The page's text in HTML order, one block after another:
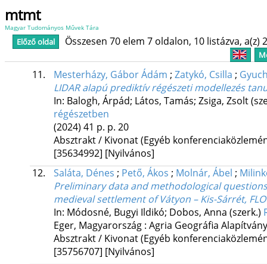
mtmt
Magyar Tudományos Művek Tára
Előző oldal Összesen 70 elem 7 oldalon, 10 listázva, a(z)
11. Mesterházy, Gábor Ádám ; Zatykó, Csilla ;
LIDAR alapú prediktív régészeti modellezés
In: Balogh, Árpád; Látos, Tamás; Zsiga, Zsolt
régészetben
(2024) 41 p. p. 20
Absztrakt / Kivonat (Egyéb
[35634992] [Nyilvános]
12.
Saláta, Dénes ; Pető, Ákos ; Molnár, Ábel ;
Preliminary data and methodological
medieval settlement of Vátyon – Kis-Sárrét,
In: Módosné, Bugyi Ildikó; Dobos, Anna (szerk.)
Eger, Magyarország : Agria Geográfia Alapítvány
Absztrakt / Kivonat (Egyéb
[35756707] [Nyilvános]